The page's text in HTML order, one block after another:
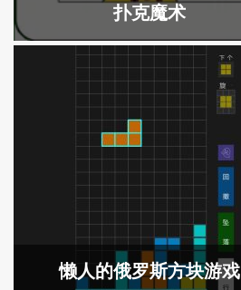
扑克魔术
懒人的俄罗斯方块游戏